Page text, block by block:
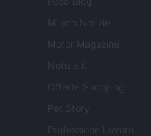
Milano Notizie
Motor Magazine
Notizie.it
Offerte Shopping
Pet Story
Professione Lavoro